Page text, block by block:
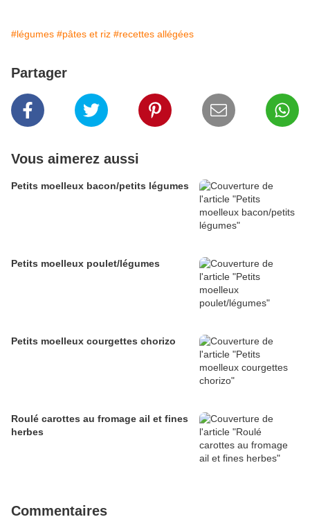
#légumes #pâtes et riz #recettes allégées
Partager
Vous aimerez aussi
Petits moelleux bacon/petits légumes
Petits moelleux poulet/légumes
Petits moelleux courgettes chorizo
Roulé carottes au fromage ail et fines
herbes
Commentaires